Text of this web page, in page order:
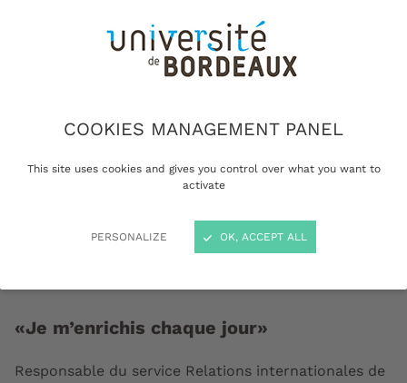
COOKIES MANAGEMENT PANEL
This site uses cookies and gives you control over what you want to
activate
PERSONALIZE OK, ACCEPT ALL
«Je m’enrichis chaque jour»
Responsable du service Relations internationales de